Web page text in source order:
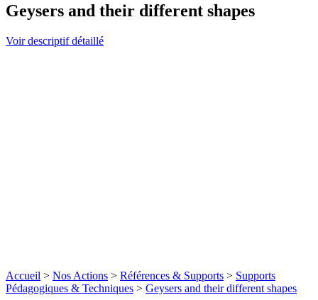
Geysers and their different shapes
Voir descriptif détaillé
Accueil > Nos Actions > Références & Supports > Supports
Pédagogiques & Techniques > Geysers and their different shapes